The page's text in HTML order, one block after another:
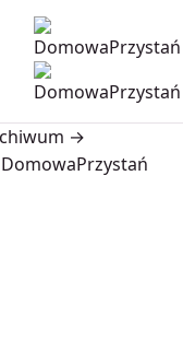
→
DomowaPrzystań